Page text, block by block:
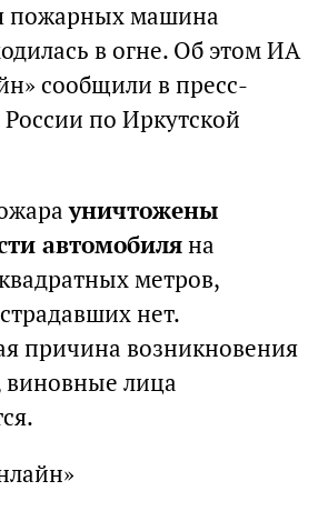
пожарных машина
в огне. Об этом ИА
сообщили в пресс-
по Иркутской
уничтожены
автомобиляна
метров,
нет.
причина возникновения
виновные лица